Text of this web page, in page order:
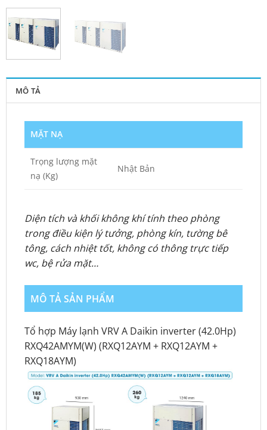
MÔ TẢ
MẶT NẠ
Trọng lượng mặt
nạ (Kg)
Nhật Bản
Diện tích và khối không khí tính theo phòng
trong điều kiện lý tưởng, phòng kín, tường bê
tông, cách nhiệt tốt, không có thông trực tiếp
wc, bệ rửa mặt…
MÔ TẢ SẢN PHẨM
Tổ hợp Máy lạnh VRV A Daikin inverter (42.0Hp)
RXQ42AMYM(W) (RXQ12AYM + RXQ12AYM +
RXQ18AYM)